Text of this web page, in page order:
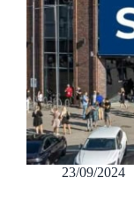
23/09/2024